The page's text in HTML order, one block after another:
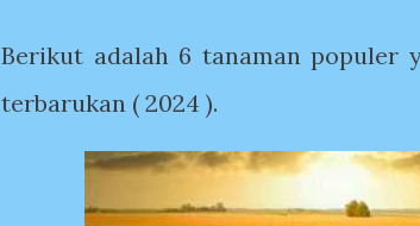
Berikut adalah 6 tanaman populer
terbarukan ( 2024 ).